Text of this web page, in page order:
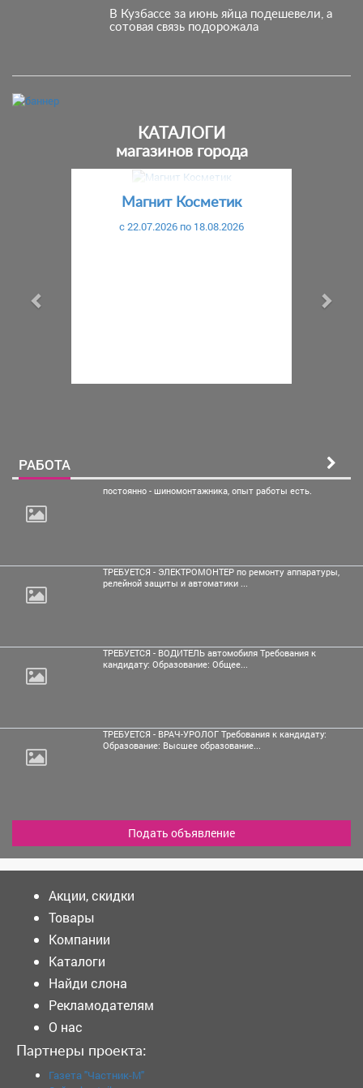
В Кузбассе за июнь яйца подешевели, а
сотовая связь подорожала
КАТАЛОГИ
магазинов города
Магнит Косметик
c 22.07.2026 по 18.08.2026
РАБОТА
постоянно - шиномонтажника, опыт работы есть.
ТРЕБУЕТСЯ - ЭЛЕКТРОМОНТЕР по ремонту аппаратуры,
релейной защиты и автоматики ...
ТРЕБУЕТСЯ - ВОДИТЕЛЬ автомобиля Требования к
кандидату: Образование: Общее...
ТРЕБУЕТСЯ - ВРАЧ-УРОЛОГ Требования к кандидату:
Образование: Высшее образование...
Подать объявление
Акции, скидки
Товары
Компании
Каталоги
Найди слона
Рекламодателям
О нас
Партнеры проекта:
Газета "Частник-М"